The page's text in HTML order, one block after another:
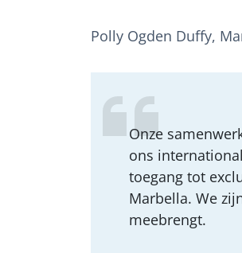
Polly Ogden Duffy,
Onze
ons
toegang tot
Marbella. We
meebrengt.